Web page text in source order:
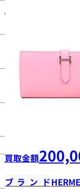
買取金額
ブランド